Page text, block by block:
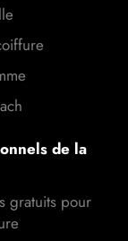
de la
gratuits pour